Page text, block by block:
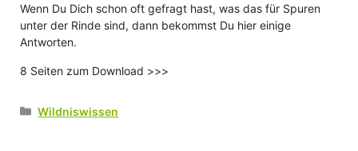
Wenn Du Dich schon oft gefragt hast, was das für Spuren
unter der Rinde sind, dann bekommst Du hier einige
Antworten.
8 Seiten zum Download >>>
Kategorien
Wildniswissen